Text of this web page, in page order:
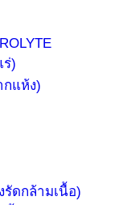
ร่)
กแห้ง)
รัดกล้ามเนื้อ)